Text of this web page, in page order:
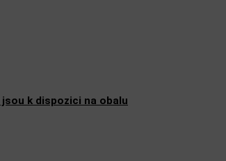
k dispozici na obalu